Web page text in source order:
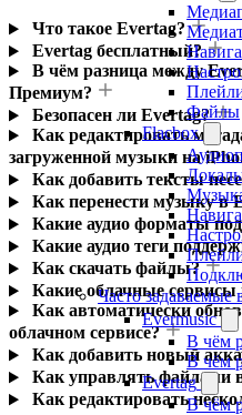
Файлы
Flacbox
Часто задаваемые
Evermusic
В чём
В чём
Evertag
В чём
Что такое Evertag?
Evertag бесплатный?
В чём разница между
Премиум?
Безопасен ли Evertag?
Как редактировать
загруженной музыки на
Как добавить тексты
Как перенести музыку в
Какие аудио форматы
Какие аудио теги
Как скачать файлы?
Какие облачные сервисы
Как автоматически
облачном сервисе?
Как добавить новый
Как управлять файлами
Как редактировать